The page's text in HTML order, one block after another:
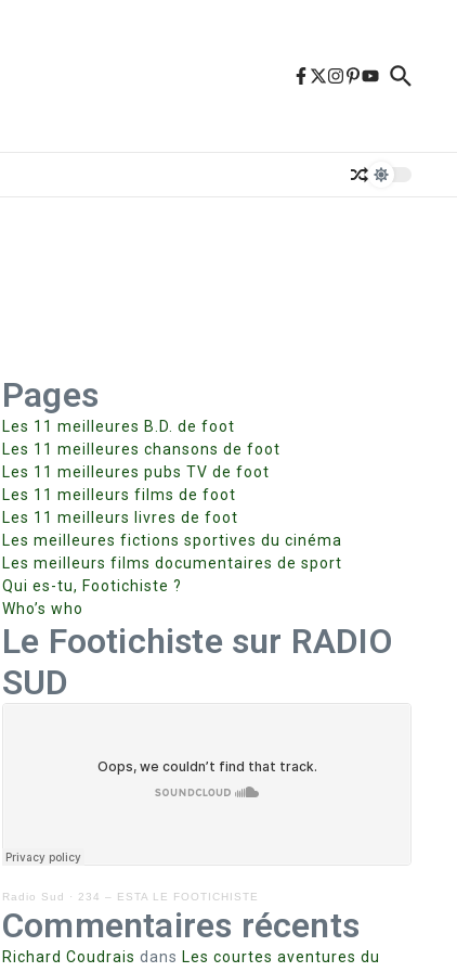
Pages
Les 11 meilleures B.D. de foot
Les 11 meilleures chansons de foot
Les 11 meilleures pubs TV de foot
Les 11 meilleurs films de foot
Les 11 meilleurs livres de foot
Les meilleures fictions sportives du cinéma
Les meilleurs films documentaires de sport
Qui es-tu, Footichiste ?
Who’s who
Le Footichiste sur RADIO
SUD
Radio Sud · 234 – ESTA LE FOOTICHISTE
Commentaires récents
Richard Coudrais dans Les courtes aventures du